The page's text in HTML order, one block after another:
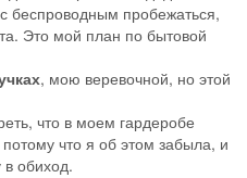
беспроводным пробежаться,
Это мой план по бытовой
, мою веревочной, но этой
что в моем гардеробе
что я об этом забыла, и
в обиход.